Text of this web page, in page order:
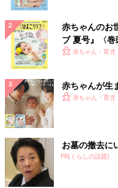
赤ちゃんのお
ブ 夏号』〈
く！ おっぱい
赤ちゃん・育児
赤ちゃんが生
赤ちゃん・育児
お墓の撤去に
PR(くらしの話題)